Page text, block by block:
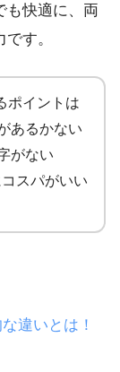
も快適に、両
す。
ポイントは
あるかない
がない
スパがいい
違いとは！